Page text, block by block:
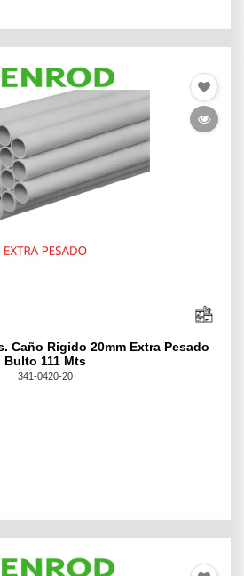
Caño Rigido 20mm Extra Pesado
Bulto 111 Mts
341-0420-20